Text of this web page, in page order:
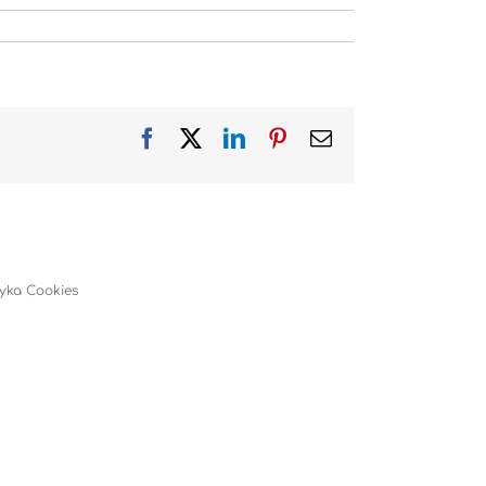
FacebookLinkedInPinterest
Email
Cookies